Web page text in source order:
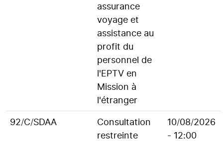
assurance
voyage et
assistance au
profit du
personnel de
l'EPTV en
Mission à
l'étranger
92/C/SDAA
Consultation
restreinte
10/08/2026
- 12:00